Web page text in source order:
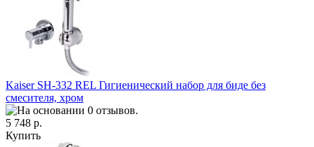
Kaiser SH-332 REL Гигиенический набор для биде без
смесителя, хром
5 748 р.
Купить